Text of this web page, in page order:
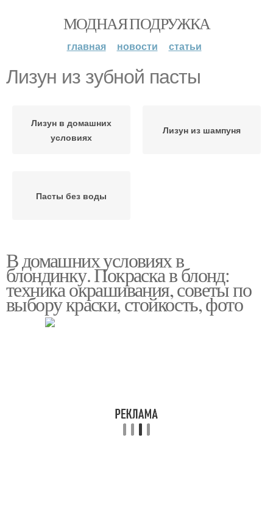
МОДНАЯ ПОДРУЖКА
главная новости статьи
Лизун из зубной пасты
Лизун в домашних
условиях
Лизун из шампуня
Пасты без воды
В домашних условиях в
блондинку. Покраска в блонд:
техника окрашивания, советы по
выбору краски, стойкость, фото